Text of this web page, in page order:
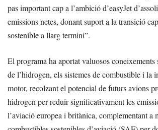
pas important cap a l’ambició d’easyJet
emissions netes, donant suport a la transició
sostenible a llarg termini”.
El programa ha aportat valuosos
de l’hidrogen, els sistemes de combustible i la
motor, recolzant el potencial de futurs avions
hidrogen per reduir significativament les
l’aviació europea i britànica, complementant a